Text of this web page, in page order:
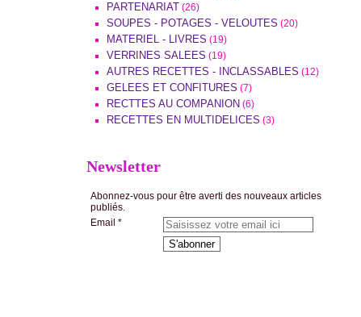
PARTENARIAT (26)
SOUPES - POTAGES - VELOUTES (20)
MATERIEL - LIVRES (19)
VERRINES SALEES (19)
AUTRES RECETTES - INCLASSABLES (12)
GELEES ET CONFITURES (7)
RECTTES AU COMPANION (6)
RECETTES EN MULTIDELICES (3)
Newsletter
Abonnez-vous pour être averti des nouveaux articles
publiés.
Email